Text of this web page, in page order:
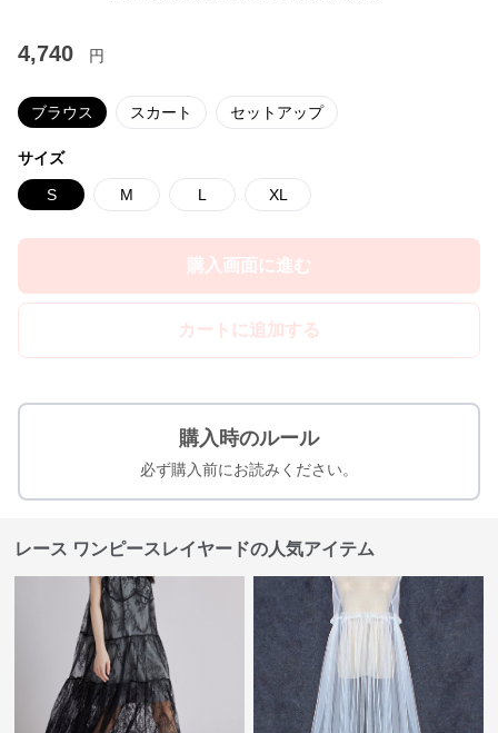
4,740 円
ブラウス スカート セットアップ
サイズ
S M L XL
購入画面に進む
カートに追加する
購入時のルール
必ず購入前にお読みください。
レース ワンピースレイヤードの人気アイテム